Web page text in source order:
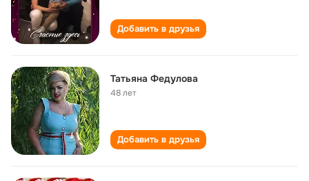
Добавить в друзья
Татьяна Федулова
48 лет
Добавить в друзья